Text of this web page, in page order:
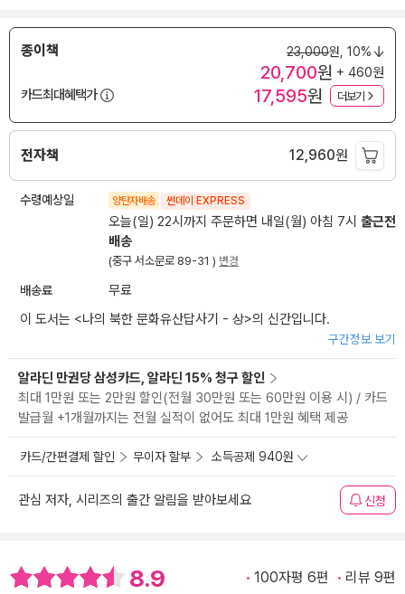
종이책 23,000원, 10%
20,700원 + 460원
카드최대혜택가
17,595원 더보기
전자책 12,960원
수령예상일 양탄자배송 썬데이 EXPRESS
오늘(일) 22시까지 주문하면 내일(월) 아침 7시 출근전
배송
(중구 서소문로 89-31 ) 변경
배송료
무료
이 도서는 <나의 북한 문화유산답사기 - 상>의 신간입니다.
구간정보 보기
알라딘 만권당 삼성카드, 알라딘 15% 청구 할인
최대 1만원 또는 2만원 할인(전월 30만원 또는 60만원 이용 시) / 카드
발급월 +1개월까지는 전월 실적이 없어도 최대 1만원 혜택 제공
카드/간편결제 할인 무이자 할부 소득공제 940원
관심 저자, 시리즈의 출간 알림을 받아보세요 신청
8.9 100자평 6편 리뷰 9편